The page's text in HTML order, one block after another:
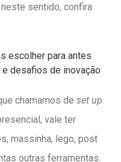
sentido, confira
escolher para antes
desafios de inovação
chamamos de set up
vale ter
massinha, lego, post
outras ferramentas.